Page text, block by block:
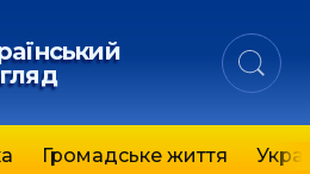
Громадське життя